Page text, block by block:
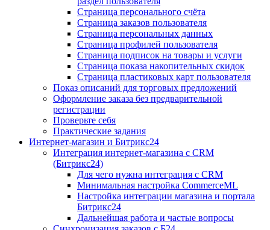
Страница персонального счёта
Страница заказов пользователя
Страница персональных данных
Страница профилей пользователя
Страница подписок на товары и услуги
Страница показа накопительных скидок
Страница пластиковых карт пользователя
Показ описаний для торговых предложений
Оформление заказа без предварительной
регистрации
Проверьте себя
Практические задания
Интернет-магазин и Битрикс24
Интеграция интернет-магазина с CRM
(Битрикс24)
Для чего нужна интеграция с CRM
Минимальная настройка CommerceML
Настройка интеграции магазина и портала
Битрикс24
Дальнейшая работа и частые вопросы